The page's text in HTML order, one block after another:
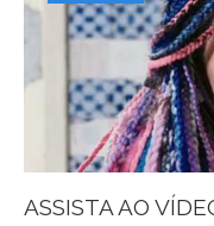
ASSISTA AO